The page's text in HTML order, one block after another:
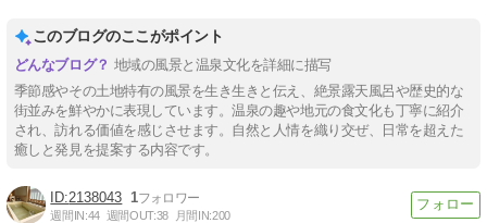
このブログのここがポイント
地域の風景と温泉文化を詳細に描写
季節感やその土地特有の風景を生き生きと伝え、絶景露天風呂や歴史的な
街並みを鮮やかに表現しています。温泉の趣や地元の食文化も丁寧に紹介
され、訪れる価値を感じさせます。自然と人情を織り交ぜ、日常を超えた
癒しと発見を提案する内容です。
2138043 1
週間IN:44 週間OUT:38 月間IN:200